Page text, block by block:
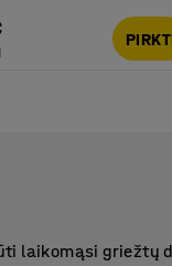
laikomąsi griežtų